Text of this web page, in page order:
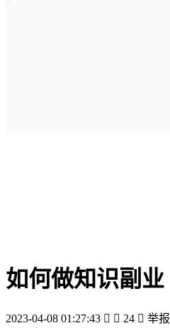
如何做知识副业
2023-04-08 01:27:43   24  举报